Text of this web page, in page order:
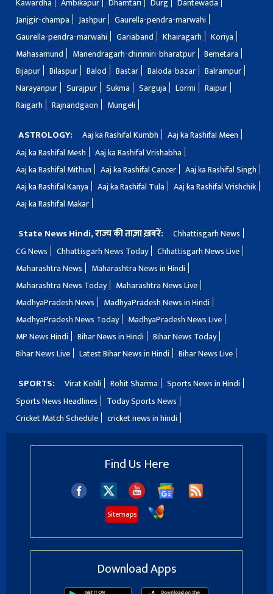
Janjgir-champa
Jashpur
Gaurella-pendra-marwahi
Gaurella-pendra-marwahi
Gariaband Khairagarh
Koriya
Mahasamund
Manendragarh-chirimiri-bharatpur
Bemetara
Bijapur
Bilaspur Balod Bastar Baloda-bazar
Balrampur
Narayanpur
Surajpur Sukma Sarguja Lormi
Raipur
Raigarh
Rajnandgaon Mungeli
ASTROLOGY: Aaj ka Rashifal Kumbh
Aaj ka Rashifal Meen
Aaj ka Rashifal Mesh
Aaj ka Rashifal Vrishabha
Aaj ka Rashifal Mithun
Aaj ka Rashifal Cancer
Aaj ka Rashifal Singh
Aaj ka Rashifal Kanya
Aaj ka Rashifal Tula
Aaj ka Rashifal Vrishchik
Aaj ka Rashifal Makar
State News Hindi, राज्य की ताज़ा ख़बरें:
Chhattisgarh News
CG News
Chhattisgarh News Today
Chhattisgarh News Live
Maharashtra News
Maharashtra News in Hindi
Maharashtra News Today
Maharashtra News Live
MadhyaPradesh News
MadhyaPradesh News in Hindi
MadhyaPradesh News Today
MadhyaPradesh News Live
MP News Hindi
Bihar News in Hindi
Bihar News Today
Bihar News Live
Latest Bihar News in Hindi Bihar News Live
SPORTS: Virat Kohli Rohit Sharma
Sports News in Hindi
Sports News Headlines
Today Sports News
Cricket Match Schedule
cricket news in hindi
Find Us Here
Sitemaps
Download Apps